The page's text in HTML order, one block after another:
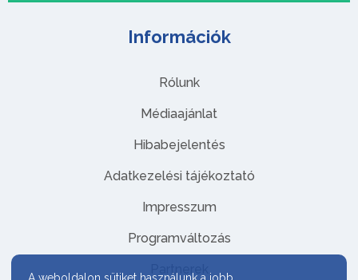
Információk
Rólunk
Médiaajánlat
Hibabejelentés
Adatkezelési tájékoztató
Impresszum
Programváltozás
Partnerek